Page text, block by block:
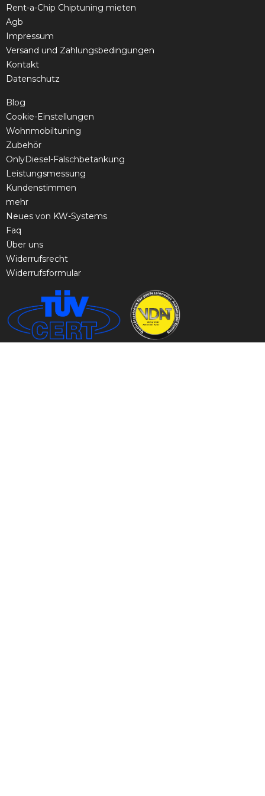
Rent-a-Chip Chiptuning mieten
Agb
Impressum
Versand und Zahlungsbedingungen
Kontakt
Datenschutz
Blog
Cookie-Einstellungen
Wohnmobiltuning
Zubehör
OnlyDiesel-Falschbetankung
Leistungsmessung
Kundenstimmen
mehr
Neues von KW-Systems
Faq
Über uns
Widerrufsrecht
Widerrufsformular